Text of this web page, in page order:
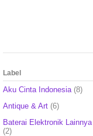
Label
Aku Cinta Indonesia (8)
Antique & Art (6)
Baterai Elektronik Lainnya
(2)